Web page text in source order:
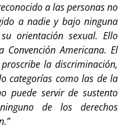
a las personas no
a nadie y bajo ninguna
orientación sexual. Ello
Americana. El
la discriminación,
categorías como las de la
puede servir de sustento
de los derechos